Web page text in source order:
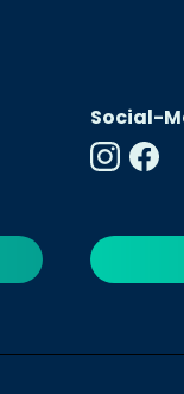
Social-